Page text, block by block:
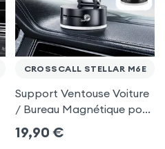
CROSSCALL STELLAR M6E
Support Ventouse Voiture
/ Bureau Magnétique pour
Crosscall Stellar M6E
19,90 €